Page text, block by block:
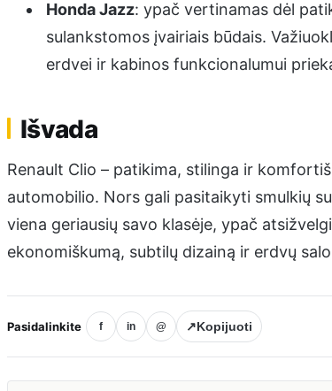
Honda Jazz: ypač vertinamas dėl
sulankstomos įvairiais būdais.
erdvei ir kabinos funkcionalumui
Išvada
Renault Clio – patikima, stilinga ir
automobilio. Nors gali pasitaikyti smulkių
viena geriausių savo klasėje, ypač
ekonomiškumą, subtilų dizainą ir erdvų
Pasidalinkite f in @ ↗Kopijuoti